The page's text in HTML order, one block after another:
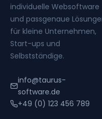
individuelle Websoftware
und passgenaue
für kleine Unternehmen,
Start-ups und
Selbstständige.
info@taurus-
software.de
+49 (0) 123 456 789